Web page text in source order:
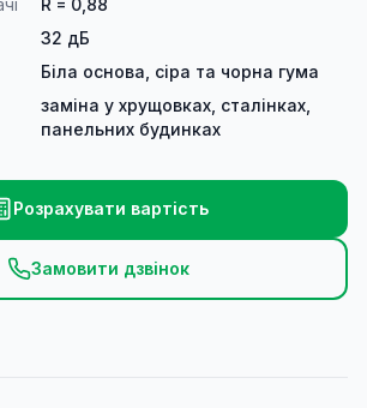
R = 0,88
32 дБ
Біла основа, сіра та чорна гума
заміна у хрущовках, сталінках,
панельних будинках
Розрахувати вартість
Замовити дзвінок